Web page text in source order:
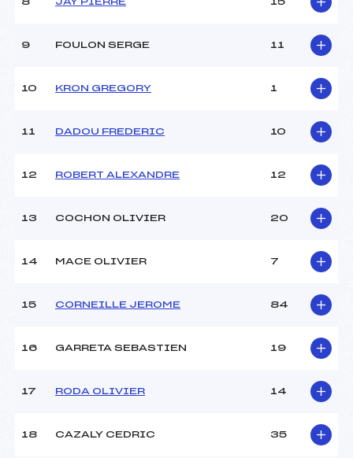
Ouvreurs D :
Météo :
Voilé
Douce
Nombre de portes :
Traceur :
Ouvreurs C :
Ouvreurs E :
-2
Pénalité appliquée :
84.5400
8 JAY PIERRE 15
9 FOULON SERGE 11
10 KRON GREGORY 1
11 DADOU FREDERIC 10
12 ROBERT ALEXANDRE 12
13 COCHON OLIVIER 20
14 MACE OLIVIER 7
15 CORNEILLE JEROME 84
16 GARRETA SEBASTIEN 19
17 RODA OLIVIER 14
18 CAZALY CEDRIC 35